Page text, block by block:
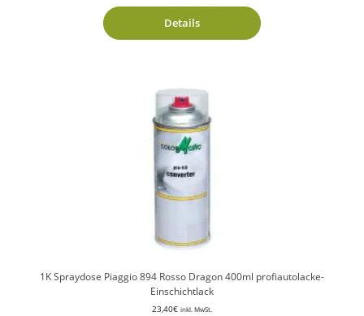
Details
1K Spraydose Piaggio 894 Rosso Dragon 400ml profiautolacke-
Einschichtlack
23,40€ inkl. MwSt.